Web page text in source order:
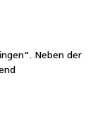
Neben der